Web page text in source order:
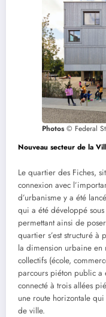
Photos© Federal
Nouveau secteur de la
Le quartier des Fiches,
connexion avec
d’urbanisme y a été
qui a été développé
permettant ainsi de
quartier s’est structuré
la dimension urbaine en
collectifs (école,
parcours piéton public
connecté à trois allées
une route horizontale
de ville.